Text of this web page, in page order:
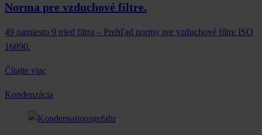
Norma pre vzduchové filtre.
49 namiesto 9 tried filtra – Prehľad normy pre vzduchové filtre ISO
16890.
Čítajte viac
Kondenzácia